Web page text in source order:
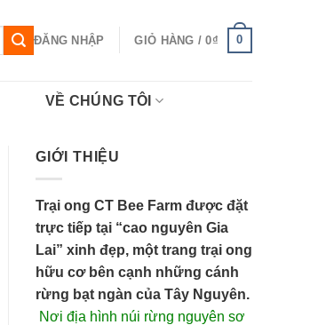
ĐĂNG NHẬP GIỎ HÀNG /0₫ 0
VỀ CHÚNG TÔI
GIỚI THIỆU
Trại ong CT Bee Farm được đặt
trực tiếp tại “cao nguyên Gia
Lai” xinh đẹp, một trang trại ong
hữu cơ bên cạnh những cánh
rừng bạt ngàn của Tây Nguyên.
Nơi địa hình núi rừng nguyên sơ